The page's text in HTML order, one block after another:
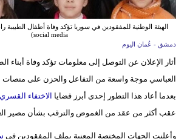
الهيئة الوطنية للمفقودين في سوريا تؤكد وفاة أطفال الطبيبة
social media)
دمشق - عُمان اليوم
أثار الإعلان عن التوصل إلى معلومات تؤكد وفاة أبناء
العباسي موجة واسعة من التفاعل والحزن على منصات
بعدما أعاد هذا التطور إحدى أبرز قضايا الاختفاء
عقب أكثر من عقد من الغموض والترقب بشأن مصير
وأعلنت الجهات المختصة المعنية بملف المفقودين في